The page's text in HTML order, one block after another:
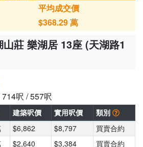
平均成交價
$368.29萬
莊 樂湖居 13座 (天湖路1
714呎 / 557呎
建築呎價 實用呎價
類別
$6,862 $8,797
買賣合約
$2,640 $3,384 買賣合約